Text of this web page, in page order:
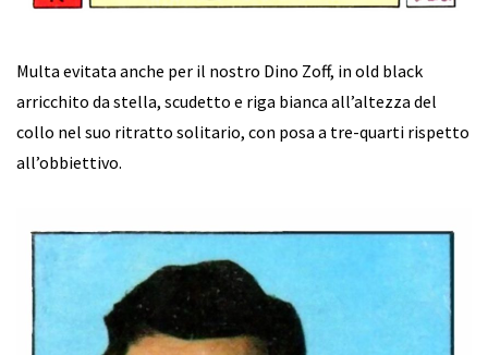
Multa evitata anche per il nostro Dino Zoff, in old black
arricchito da stella, scudetto e riga bianca all’altezza del
collo nel suo ritratto solitario, con posa a tre-quarti rispetto
all’obbiettivo.